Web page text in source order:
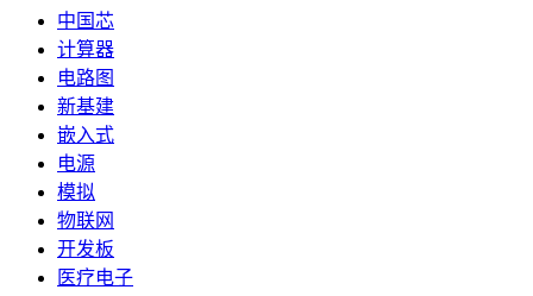
中国芯
计算器
电路图
新基建
嵌入式
电源
模拟
物联网
开发板
医疗电子